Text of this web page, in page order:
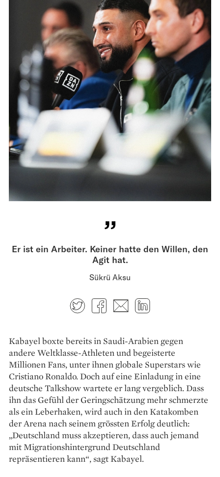
Er ist ein Arbeiter. Keiner hatte den Willen, den
Agit hat.
Sükrü Aksu
TwitterFacebook
E-mail
Kabayel boxte bereits in Saudi-Arabien gegen
andere Weltklasse-Athleten und begeisterte
Millionen Fans, unter ihnen globale Superstars wie
Cristiano Ronaldo. Doch auf eine Einladung in eine
deutsche Talkshow wartete er lang vergeblich. Dass
ihn das Gefühl der Geringschätzung mehr schmerzte
als ein Leberhaken, wird auch in den Katakomben
der Arena nach seinem grössten Erfolg deutlich:
„Deutschland muss akzeptieren, dass auch jemand
mit Migrationshintergrund Deutschland
repräsentieren kann“, sagt Kabayel.